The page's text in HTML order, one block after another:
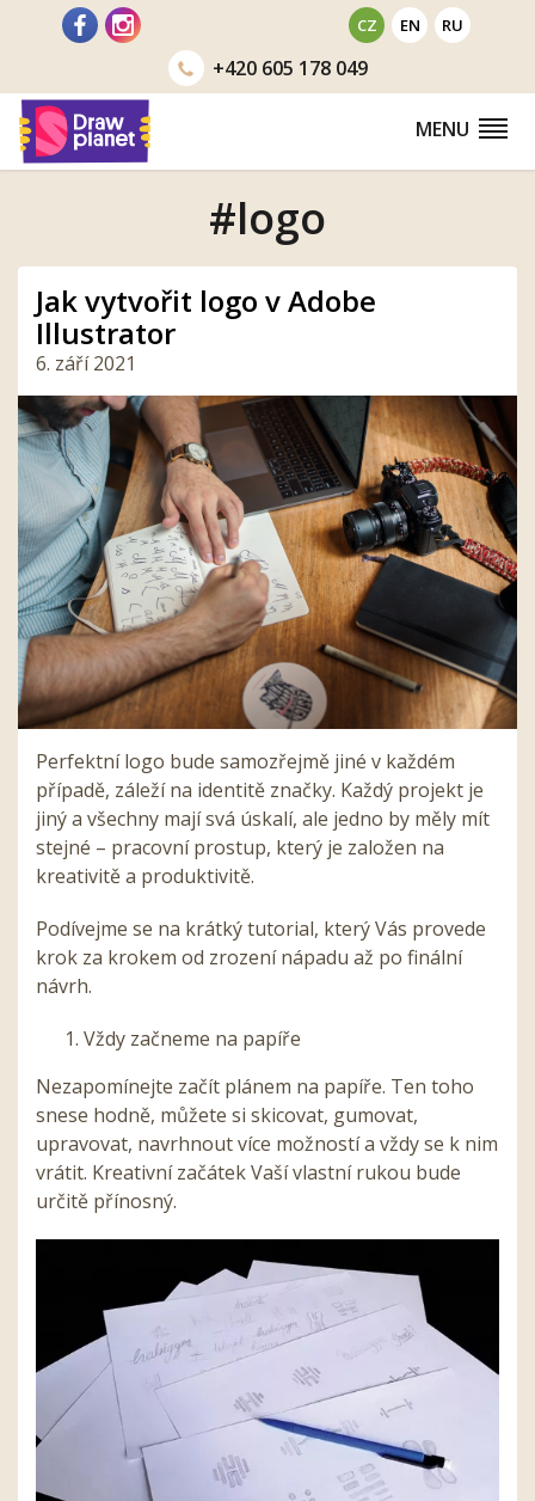
CZ EN RU
+420605 178 049
MENU
#logo
Jak vytvořit logo v Adobe
Illustrator
6. září 2021
Perfektní logo bude samozřejmě jiné v každém
případě, záleží na identitě značky. Každý projekt je
jiný a všechny mají svá úskalí, ale jedno by měly mít
stejné – pracovní prostup, který je založen na
kreativitě a produktivitě.
Podívejme se na krátký tutorial, který Vás provede
krok za krokem od zrození nápadu až po finální
návrh.
Vždy začneme na papíře
Nezapomínejte začít plánem na papíře. Ten toho
snese hodně, můžete si skicovat, gumovat,
upravovat, navrhnout více možností a vždy se k nim
vrátit. Kreativní začátek Vaší vlastní rukou bude
určitě přínosný.